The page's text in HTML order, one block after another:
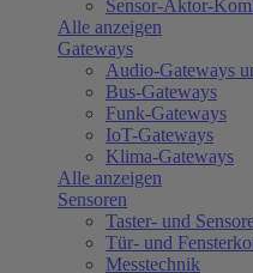
Sensor-Aktor-
Alle anzeigen
Gateways
Audio-Gateways
Bus-Gateways
Funk-Gateways
IoT-Gateways
Klima-Gateways
Alle anzeigen
Sensoren
Taster- und
Tür- und
Messtechnik